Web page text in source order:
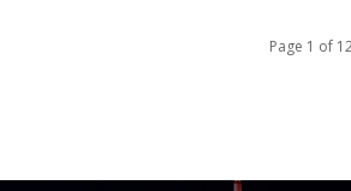
Page 1 of